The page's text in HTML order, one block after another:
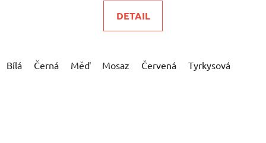
DETAIL
Bílá Černá Měď Mosaz Červená Tyrkysová